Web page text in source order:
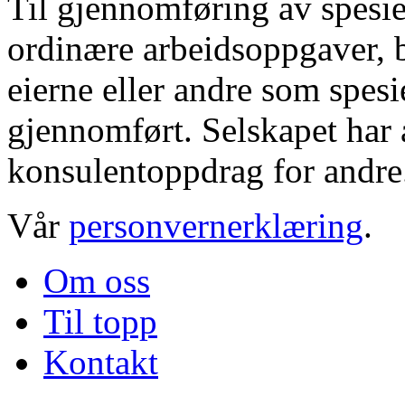
ordinære
eierne eller andre som
gjennomført. Selskapet
konsulentoppdrag for
Vår personvernerklæring.
Om oss
Til topp
Kontakt